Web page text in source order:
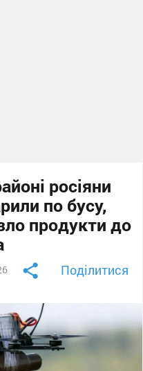
росіяни
по бусу,
продукти до
Поділитися